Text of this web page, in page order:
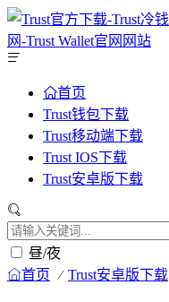
首页
Trust钱包下载
Trust移动端下载
Trust IOS下载
Trust安卓版下载
昼/夜
首页 Trust安卓版下载